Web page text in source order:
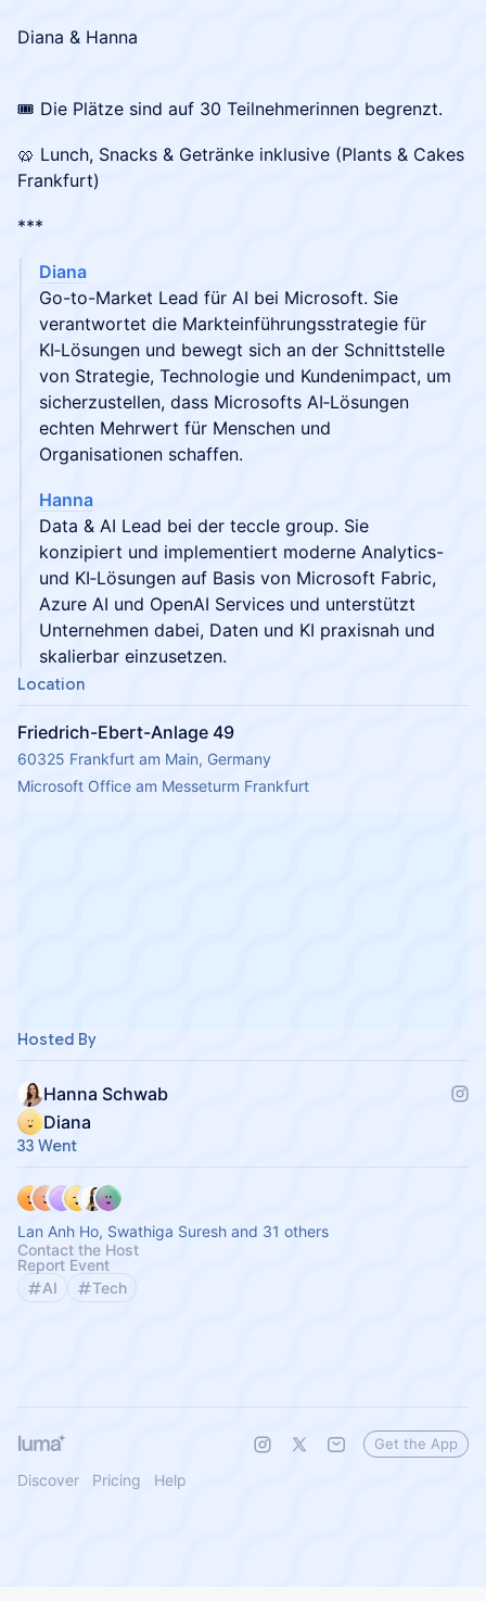
Diana & Hanna
🎟️ Die Plätze sind auf 30 Teilnehmerinnen begrenzt.
🥨 Lunch, Snacks & Getränke inklusive (Plants & Cakes
Frankfurt)
***
Diana
Go-to-Market Lead für AI bei Microsoft. Sie
verantwortet die Markteinführungsstrategie für
KI‑Lösungen und bewegt sich an der Schnittstelle
von Strategie, Technologie und Kundenimpact, um
sicherzustellen, dass Microsofts AI‑Lösungen
echten Mehrwert für Menschen und
Organisationen schaffen.
Hanna
Data & AI Lead bei der teccle group. Sie
konzipiert und implementiert moderne Analytics-
und KI‑Lösungen auf Basis von Microsoft Fabric,
Azure AI und OpenAI Services und unterstützt
Unternehmen dabei, Daten und KI praxisnah und
skalierbar einzusetzen.
Location
Friedrich-Ebert-Anlage 49
60325 Frankfurt am Main, Germany
Microsoft Office am Messeturm Frankfurt
Hosted By
Hanna Schwab
Diana
33 Went
Lan Anh Ho, Swathiga Suresh and 31 others
Contact the Host
Report Event
AI
Tech
Discover Pricing Help
Get the App